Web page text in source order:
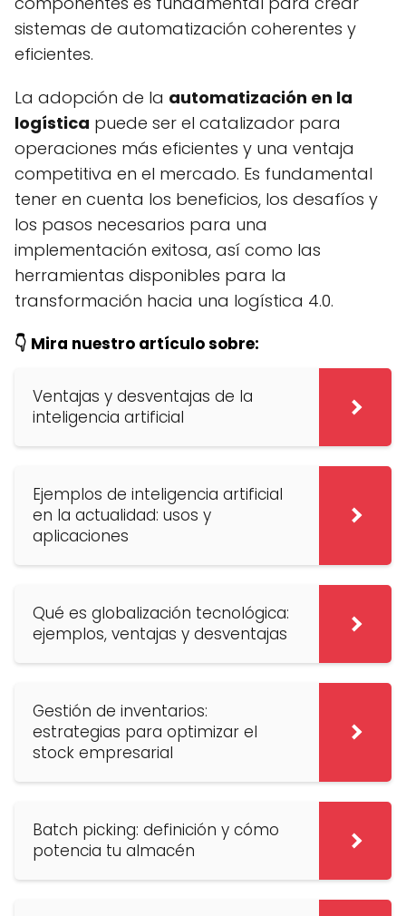
sistemas de automatización coherentes y
eficientes.
La adopción de la automatización en la
logística puede ser el catalizador para
operaciones más eficientes y una ventaja
competitiva en el mercado. Es fundamental
tener en cuenta los beneficios, los desafíos y
los pasos necesarios para una
implementación exitosa, así como las
herramientas disponibles para la
transformación hacia una logística 4.0.
👇 Mira nuestro artículo sobre:
Ventajas y desventajas de la
inteligencia artificial
Ejemplos de inteligencia artificial
en la actualidad: usos y
aplicaciones
Qué es globalización tecnológica:
ejemplos, ventajas y desventajas
Gestión de inventarios:
estrategias para optimizar el
stock empresarial
Batch picking: definición y cómo
potencia tu almacén